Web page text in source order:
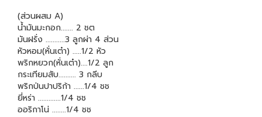
(ส่วนผสม A)
น้ำมันมะกอก....... 2 ชต
มันฝรั่ง ...........3 ลูกผ่า 4 ส่วน
หัวหอม(หั่นเต๋า) .....1/2 หัว
พริกหยวก(หั่นเต๋า)....1/2 ลูก
กระเทียมสับ.......... 3 กลีบ
พริกป่นปาปริก้า ......1/4 ชช
ยี่หร่า .............1/4 ชช
ออริกาโน่ ........1/4 ชช